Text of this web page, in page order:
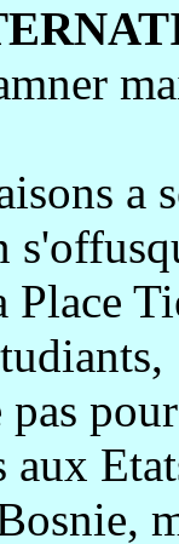
a
Place
pas